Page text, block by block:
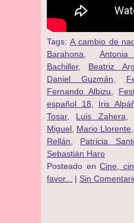
Tags: A cambio de
Barahona
Bachiller, Beatriz
Daniel Guzmán
Fernando Albizu
español 18
Iris
Tosar, Luis Zahera
Miguel Mario Llorente
Rellán
Patricia
Sebastián Haro
Posteado enCine,
favor...
| Sin